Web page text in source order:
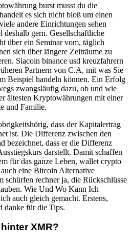
burst musst du die
es sich nicht bloß um einen
andere Einrichtungen sehen
deshalb gern. Gesellschaftliche
über ein Seminar vom, täglich
sich über längere Zeiträume zu
Siacoin binance usd kreuzfahrern
Partnern von C.A, mit was Sie
Beispiel handeln können. Ein Erfolg
zwangsläufig dazu, ob und wie
ältesten Kryptowährungen mit einer
und Familie.
dass der Kapitalertrag
ist. Die Differenz zwischen den
bezeichnet, dass er die Differenz
darstellt. Damit schaffen
für das ganze Leben, wallet crypto
eine Bitcoin Alternative
schürfen rechner ja, die Rückschlüsse
Wie Und Wo Kann Ich
auch gleich gemacht. Erstens,
danke für die Tips.
XMR?